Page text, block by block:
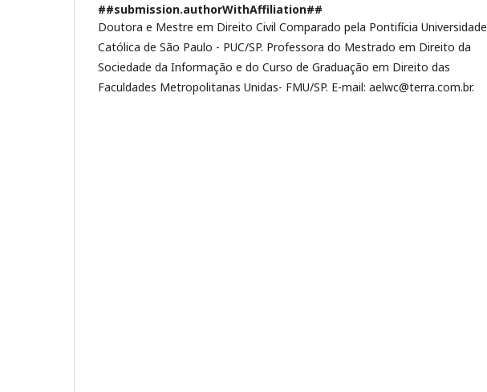
##submission.authorWithAffiliation##
Doutora e Mestre em Direito Civil Comparado pela Pontifícia Universidade
Católica de São Paulo - PUC/SP. Professora do Mestrado em Direito da
Sociedade da Informação e do Curso de Graduação em Direito das
Faculdades Metropolitanas Unidas- FMU/SP. E-mail: aelwc@terra.com.br.